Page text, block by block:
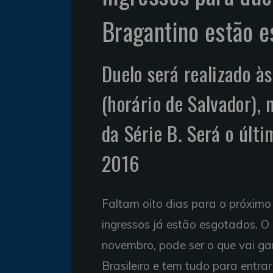
Bragantino estão
Duelo será realizado
(horário de Salvador),
da Série B. Será o
2016
Faltam oito dias para o
ingressos já estão esgotados.
novembro, pode ser o que vai
Brasileiro e tem tudo para